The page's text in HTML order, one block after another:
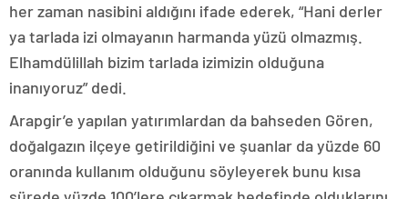
her zaman nasibini aldığını ifade ederek, “Hani derler
ya tarlada izi olmayanın harmanda yüzü olmazmış.
Elhamdülillah bizim tarlada izimizin olduğuna
inanıyoruz” dedi.
Arapgir’e yapılan yatırımlardan da bahseden Gören,
doğalgazın ilçeye getirildiğini ve şuanlar da yüzde 60
oranında kullanım olduğunu söyleyerek bunu kısa